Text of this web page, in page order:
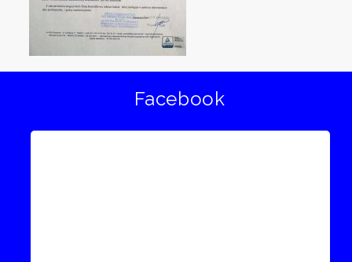
Facebook